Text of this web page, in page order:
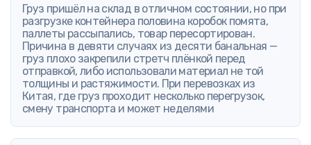
Груз пришёл на склад в отличном состоянии, но при
разгрузке контейнера половина коробок помята,
паллеты рассыпались, товар пересортирован.
Причина в девяти случаях из десяти банальная —
груз плохо закрепили стретч плёнкой перед
отправкой, либо использовали материал не той
толщины и растяжимости. При перевозках из
Китая, где груз проходит несколько перегрузок,
смену транспорта и может неделями